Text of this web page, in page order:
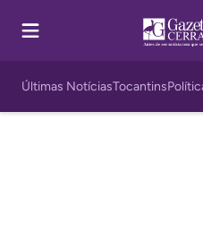
Últimas NotíciasTocantins